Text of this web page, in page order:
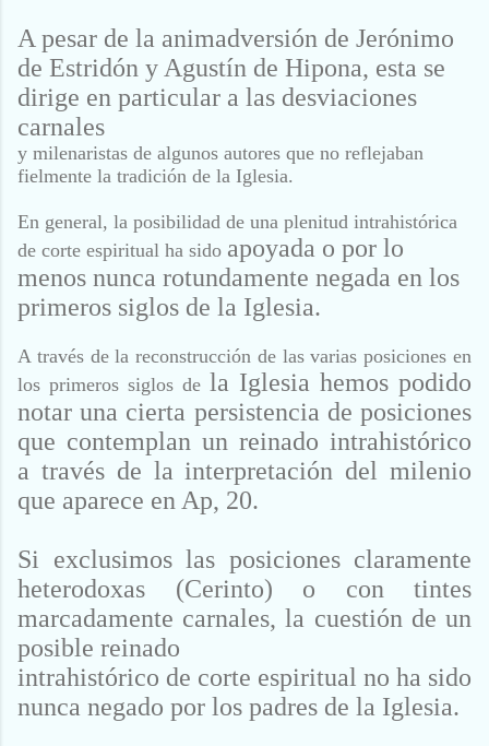
A pesar de la animadversión de Jerónimo
de Estridón y Agustín de Hipona, esta se
dirige en particular a las desviaciones
carnales
y milenaristas de algunos autores que no reflejaban
fielmente la tradición de la Iglesia.
En general, la posibilidad de una plenitud intrahistórica
de corte espiritual ha sido apoyada o por lo
menos nunca rotundamente negada en los
primeros siglos de la Iglesia.
A través de la reconstrucción de las varias posiciones en
los primeros siglos de la Iglesia hemos podido
notar una cierta persistencia de posiciones
que contemplan un reinado intrahistórico
a través de la interpretación del milenio
que aparece en Ap, 20.
Si exclusimos las posiciones claramente
heterodoxas (Cerinto) o con tintes
marcadamente carnales, la cuestión de un
posible reinado
intrahistórico de corte espiritual no ha sido
nunca negado por los padres de la Iglesia.